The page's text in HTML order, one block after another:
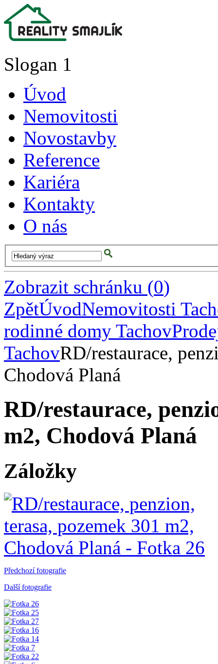
Slogan 1
Úvod
Nemovitosti
Novostavby
Reference
Kariéra
Kontakty
O nás
Zobrazit schránku (0)
ZpětÚvodNemovitosti
rodinné domy Tachov
TachovRD/restaurace,
Chodová Planá
RD/restaurace,
m2, Chodová Planá
Záložky
Předchozí fotografie
Další fotografie